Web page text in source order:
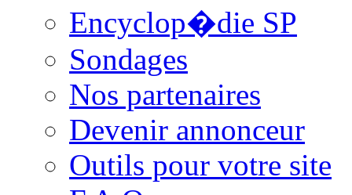
Encyclop�die SP
Sondages
Nos partenaires
Devenir annonceur
Outils pour votre site